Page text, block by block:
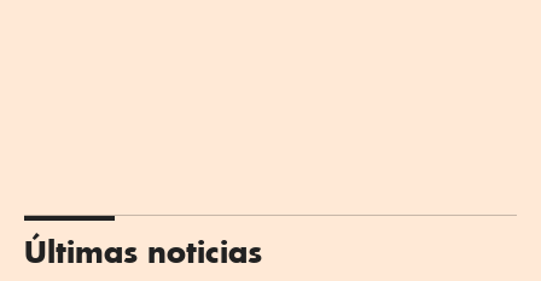
Últimas noticias